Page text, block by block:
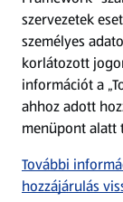
Szervizpont
(új oldalon nyílik
Fedezz fel
Töltsd le az
szervezetek
személyes
korlátozott
információt a
ahhoz adott
menüpont alatt
További
hozzájárulás